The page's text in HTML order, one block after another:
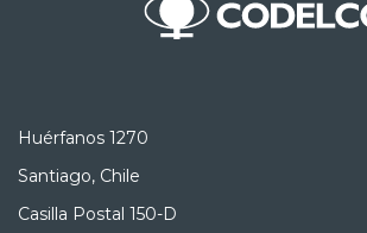
Huérfanos 1270
Santiago, Chile
Casilla Postal 150-D